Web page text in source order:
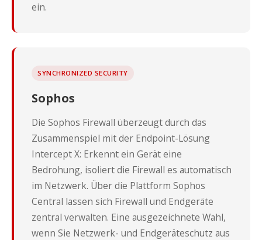
ein.
SYNCHRONIZED SECURITY
Sophos
Die Sophos Firewall überzeugt durch das
Zusammenspiel mit der Endpoint-Lösung
Intercept X: Erkennt ein Gerät eine
Bedrohung, isoliert die Firewall es automatisch
im Netzwerk. Über die Plattform Sophos
Central lassen sich Firewall und Endgeräte
zentral verwalten. Eine ausgezeichnete Wahl,
wenn Sie Netzwerk- und Endgeräteschutz aus